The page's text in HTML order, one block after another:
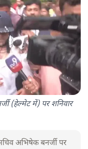
(हेल्मेट में) पर शनिवार
अभिषेक बनर्जी पर